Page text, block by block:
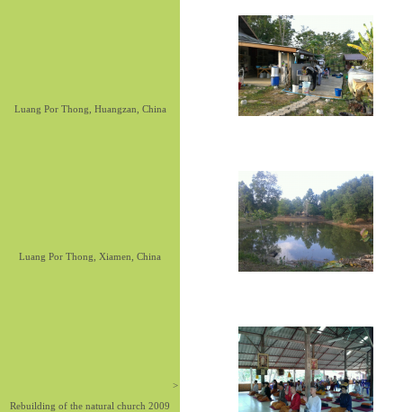
Luang Por Thong, Huangzan, China
Luang Por Thong, Xiamen, China
>
Rebuilding of the natural church 2009